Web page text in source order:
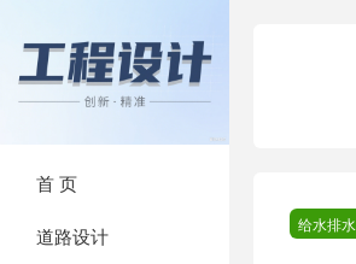
首 页
道路设计 给水排水